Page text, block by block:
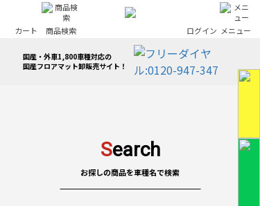
商品検索 ログイン
カート メニュー
国産・外車1,800車種対応の
国産フロアマット卸販売サイト！
Search
お探しの商品を車種名で検索